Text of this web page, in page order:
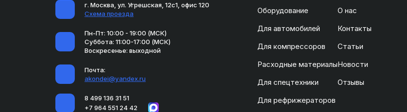
г. Москва, ул. Угрешская, 12с1, офис 120
Схема проезда
Пн-Пт: 10:00 - 19:00 (МСК)
Суббота: 11:00-17:00 (МСК)
Воскресенье: выходной
Почта:
akondei@yandex.ru
8 499 136 31 51
+7 964 551 24 42
Оборудование
Для автомобилей
Для компрессоров
Расходные материалы
Для спецтехники
Для рефрижераторов
О нас
Контакты
Статьи
Новости
Отзывы